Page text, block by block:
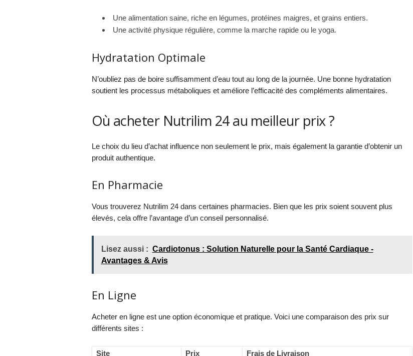
Une alimentation saine, riche en légumes, protéines maigres, et grains entiers.
Une activité physique régulière, comme la marche rapide ou le yoga.
Hydratation Optimale
N’oubliez pas de boire suffisamment d’eau tout au long de la journée. Une bonne hydratation
soutient les processus métaboliques et améliore l’efficacité des compléments alimentaires.
Où acheter Nutrilim 24 au meilleur prix ?
Le choix du lieu d’achat influence non seulement le prix, mais également la garantie d’obtenir un
produit authentique.
En Pharmacie
Vous trouverez Nutrilim 24 dans certaines pharmacies. Bien que les prix soient souvent plus
élevés, cela offre l’avantage d’un conseil personnalisé.
Lisez aussi : Cardiotonus : Solution Naturelle pour la Santé Cardiaque -
Avantages & Avis
En Ligne
Acheter en ligne est une option économique et pratique. Voici une comparaison des prix sur
différents sites :
Site Prix Frais de Livraison